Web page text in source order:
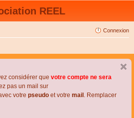
REEL
Connexion
considérer que votre compte ne sera
pas un mail sur
votre pseudo et votre mail . Remplacer